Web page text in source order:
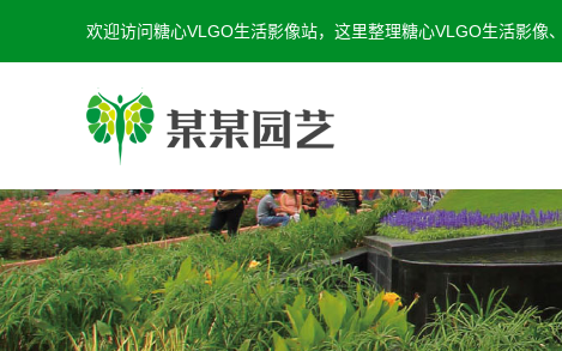
欢迎访问糖心VLGO生活影像站，这里整理糖心VLGO生活影像